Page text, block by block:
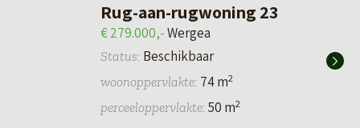
Rug-aan-rugwoning 23
€ 279.000,-Wergea
Status: Beschikbaar
woonoppervlakte: 74 m2
perceeloppervlakte: 50 m2